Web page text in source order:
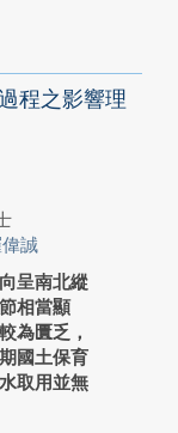
程之影響理
誠
呈南北縱
相當顯
為匱乏，
國土保育
取用並無